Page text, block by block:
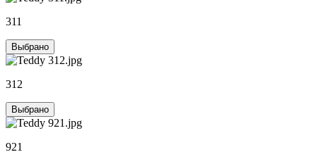
311
Выбрано
312
Выбрано
921